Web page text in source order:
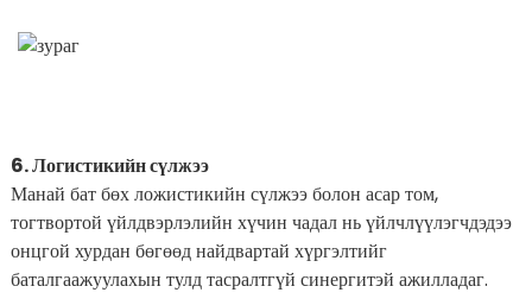
6. Логистикийн сүлжээ
Манай бат бөх ложистикийн сүлжээ болон асар том,
тогтвортой үйлдвэрлэлийн хүчин чадал нь үйлчлүүлэгчдэдээ
онцгой хурдан бөгөөд найдвартай хүргэлтийг
баталгаажуулахын тулд тасралтгүй синергитэй ажилладаг.